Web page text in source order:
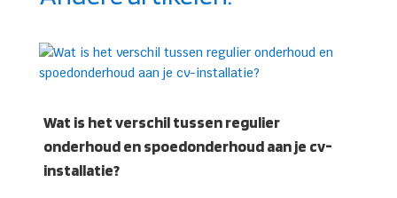
Wat is het verschil tussen regulier
onderhoud en spoedonderhoud aan je cv-
installatie?